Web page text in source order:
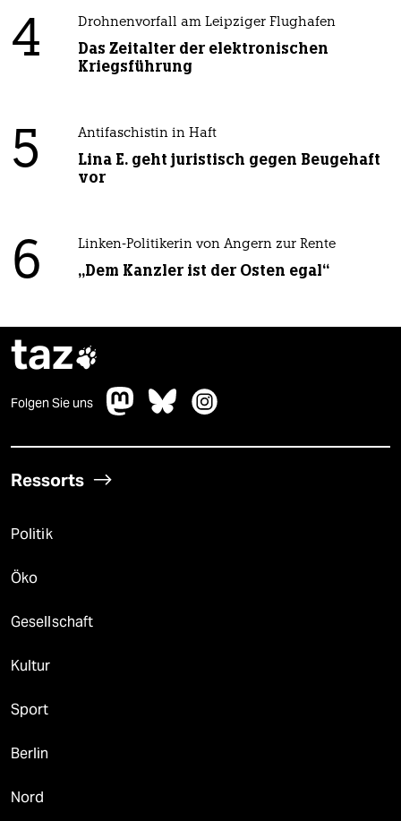
4 Drohnenvorfall am Leipziger Flughafen
Das Zeitalter der elektronischen
Kriegsführung
5 Antifaschistin in Haft
Lina E. geht juristisch gegen Beugehaft
vor
6 Linken-Politikerin von Angern zur Rente
„Dem Kanzler ist der Osten egal“
taz
Folgen Sie uns
Ressorts
Politik
Öko
Gesellschaft
Kultur
Sport
Berlin
Nord